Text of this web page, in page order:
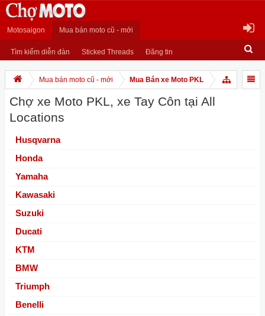
Motosaigon Mua bán moto cũ - mới
Tìm kiếm diễn đàn Sticked Threads Đăng tin
Mua bán moto cũ - mới Mua Bán xe Moto PKL
Chợ xe Moto PKL, xe Tay Côn tại All
Locations
Husqvarna
Honda
Yamaha
Kawasaki
Suzuki
Ducati
KTM
BMW
Triumph
Benelli